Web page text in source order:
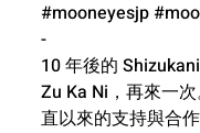
#mooneyesjp
-
10 年後的
Zu Ka Ni，再來一
直以來的支持與合作